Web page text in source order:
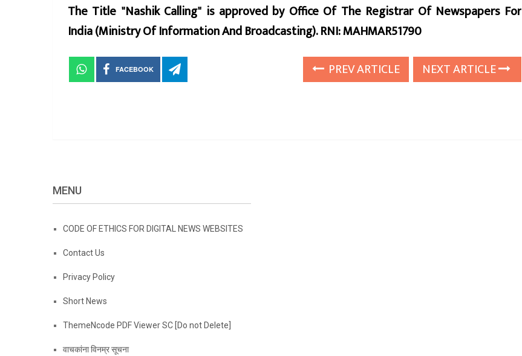
The Title "Nashik Calling" is approved by Office Of The Registrar Of Newspapers For
India (Ministry Of Information And Broadcasting). RNI: MAHMAR51790
FACEBOOK PREV ARTICLE NEXT ARTICLE
MENU
CODE OF ETHICS FOR DIGITAL NEWS WEBSITES
Contact Us
Privacy Policy
Short News
ThemeNcode PDF Viewer SC [Do not Delete]
वाचकांना विनम्र सूचना